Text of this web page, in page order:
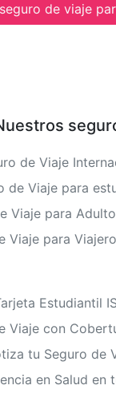
de viaje
de Viaje
de Viaje para
Viaje para
Viaje para
Estudiantil
Viaje con
tu Seguro de
en Salud en